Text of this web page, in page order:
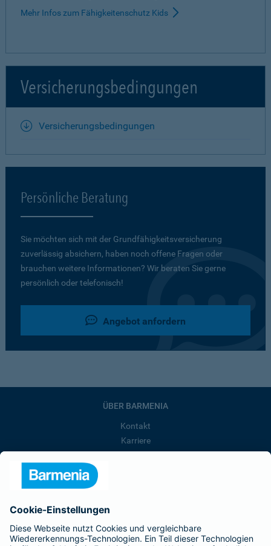
Mehr Infos zum Fähigkeitenschutz Kids
Versicherungsbedingungen
Versicherungsbedingungen
Persönliche Beratung
Sie möchten sich mit der Grundfähigkeits­versicherung
zuverlässig absichern, haben noch offene Fragen oder
brauchen weitere Informationen? Wir beraten Sie gerne
persönlich oder telefonisch!
Angebot anfordern
ÜBER BARMENIA
Kontakt
Karriere
Barmenia ist Teil der BarmeniaGothaer
BELIEBTE SEITEN